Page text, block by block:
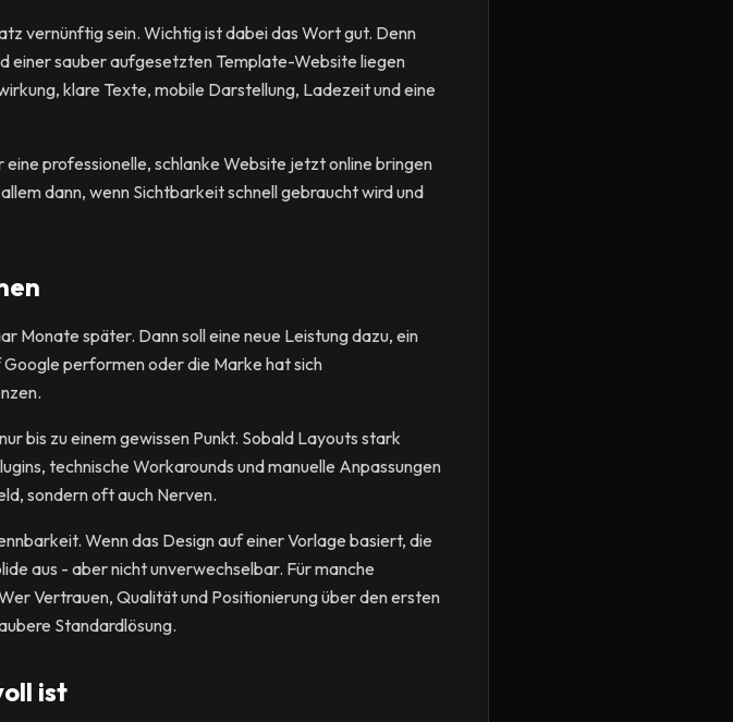
vernünftig sein. Wichtig ist dabei das Wort gut. Denn
einer sauber aufgesetzten Template-Website liegen
klare Texte, mobile Darstellung, Ladezeit und eine
professionelle, schlanke Website jetzt online bringen
dann, wenn Sichtbarkeit schnell gebraucht wird und
Monate später. Dann soll eine neue Leistung dazu, ein
performen oder die Marke hat sich
bis zu einem gewissen Punkt. Sobald Layouts stark
technische Workarounds und manuelle Anpassungen
sondern oft auch Nerven.
Wenn das Design auf einer Vorlage basiert, die
aus - aber nicht unverwechselbar. Für manche
Vertrauen, Qualität und Positionierung über den ersten
Standardlösung.
ist